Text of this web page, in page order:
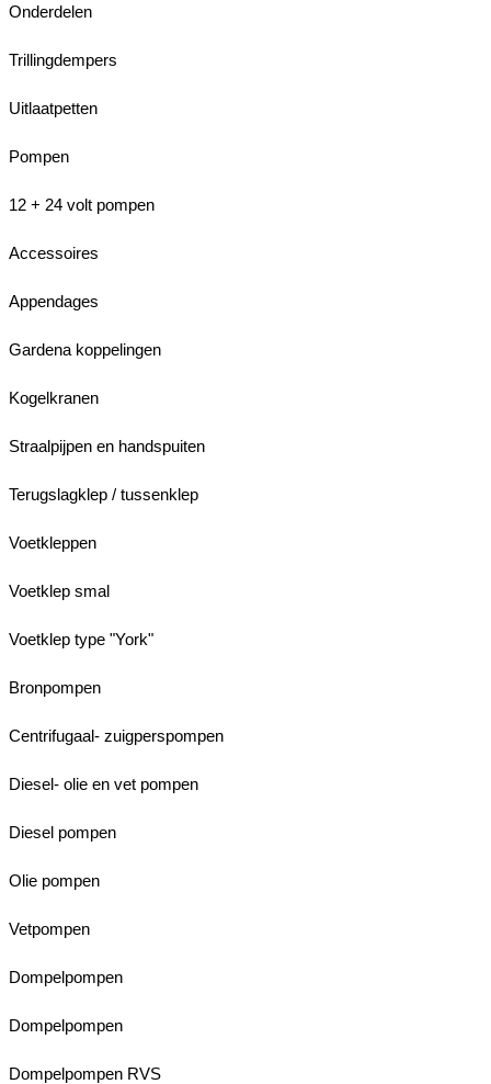
Onderdelen
Trillingdempers
Uitlaatpetten
Pompen
12 + 24 volt pompen
Accessoires
Appendages
Gardena koppelingen
Kogelkranen
Straalpijpen en handspuiten
Terugslagklep / tussenklep
Voetkleppen
Voetklep smal
Voetklep type "York"
Bronpompen
Centrifugaal- zuigperspompen
Diesel- olie en vet pompen
Diesel pompen
Olie pompen
Vetpompen
Dompelpompen
Dompelpompen
Dompelpompen RVS